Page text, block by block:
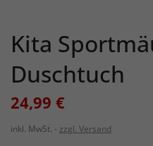
Kita
Duschtuch
24,99 €
inkl. MwSt.
zzgl. Versand